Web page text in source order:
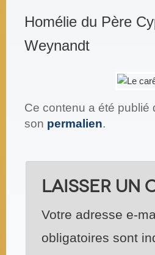
Homélie du Père
Weynandt
Ce contenu a été publié
son permalien.
Laisser un
Votre adresse e-
obligatoires sont